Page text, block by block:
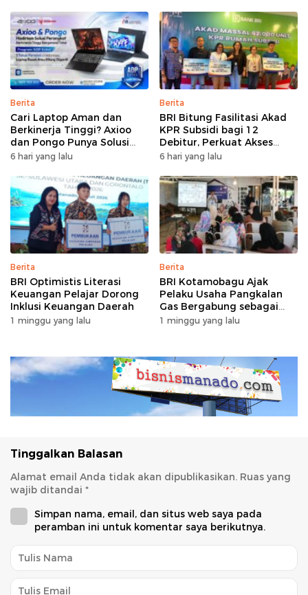
Berita
Cari Laptop Aman dan
Berkinerja Tinggi? Axioo
dan Pongo Punya Solusi
dengan Garansi Ekstra
6 hari yang lalu
Berita
BRI Bitung Fasilitasi Akad
KPR Subsidi bagi 12
Debitur, Perkuat Akses
Hunian Masyarakat
6 hari yang lalu
Berita
BRI Optimistis Literasi
Keuangan Pelajar Dorong
Inklusi Keuangan Daerah
1 minggu yang lalu
Berita
BRI Kotamobagu Ajak
Pelaku Usaha Pangkalan
Gas Bergabung sebagai
Agen BRILink
1 minggu yang lalu
Tinggalkan Balasan
Alamat email Anda tidak akan dipublikasikan. Ruas yang
wajib ditandai *
Simpan nama, email, dan situs web saya pada
peramban ini untuk komentar saya berikutnya.